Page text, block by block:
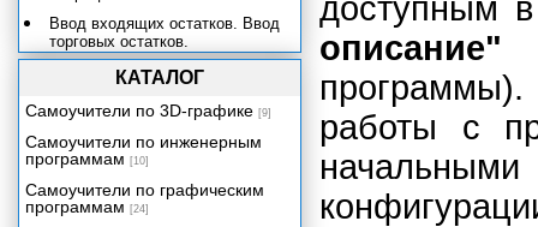
доступным
описание"
работы с
Ввод входящих остатков. Ввод
торговых остатков.
Общие принципы работы с
Получение помощи
Контроль ссылочной целостности
Монитор пользователей
Сервисные возможности
КАТАЛОГ
Самоучители по 3D-графике [9]
Самоучители по инженерным
программам [10]
Самоучители по графическим
программам [24]